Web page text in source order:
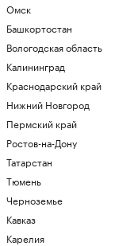
Омск
Башкортостан
Вологодская область
Калининград
Краснодарский край
Нижний Новгород
Пермский край
Ростов-на-Дону
Татарстан
Тюмень
Черноземье
Кавказ
Карелия